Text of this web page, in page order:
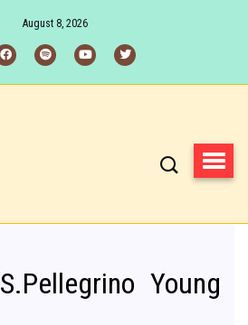
August 8, 2026
S.Pellegrino Young